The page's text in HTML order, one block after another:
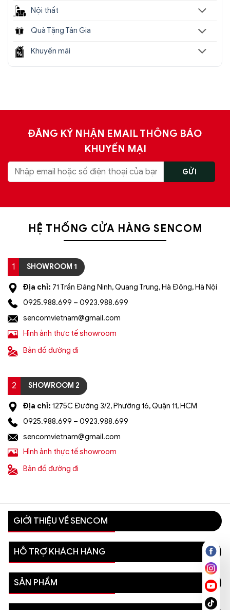
Nội thất
Quà Tặng Tân Gia
Khuyến mãi
ĐĂNG KÝ NHẬN EMAIL THÔNG BÁO
KHUYẾN MẠI
HỆ THỐNG CỬA HÀNG SENCOM
1 SHOWROOM 1
Địa chỉ: 71 Trần Đăng Ninh, Quang Trung, Hà Đông, Hà Nội
0925.988.699 – 0923.988.699
sencomvietnam@gmail.com
Hình ảnh thực tế showroom
Bản đồ đường đi
2 SHOWROOM 2
Địa chỉ: 1275C Đường 3/2, Phường 16, Quận 11, HCM
0925.988.699 – 0923.988.699
sencomvietnam@gmail.com
Hình ảnh thực tế showroom
Bản đồ đường đi
GIỚI THIỆU VỀ SENCOM
HỖ TRỢ KHÁCH HÀNG
SẢN PHẨM